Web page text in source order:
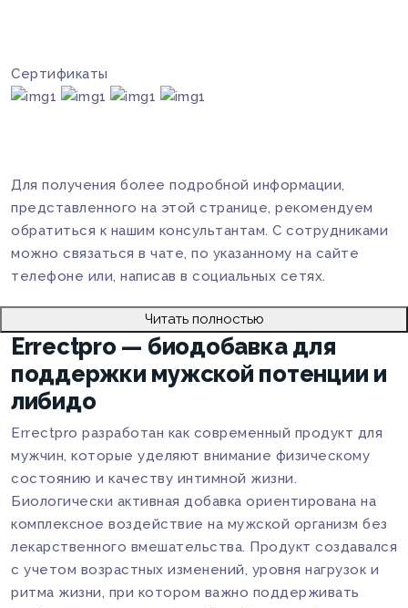
Сертификаты
Для получения более подробной информации,
представленного на этой странице, рекомендуем
обратиться к нашим консультантам. С сотрудниками
можно связаться в чате, по указанному на сайте
телефоне или, написав в социальных сетях.
Читать полностью
Errectpro — биодобавка для
поддержки мужской потенции и
либидо
Errectpro разработан как современный продукт для
мужчин, которые уделяют внимание физическому
состоянию и качеству интимной жизни.
Биологически активная добавка ориентирована на
комплексное воздействие на мужской организм без
лекарственного вмешательства. Продукт создавался
с учетом возрастных изменений, уровня нагрузок и
ритма жизни, при котором важно поддерживать